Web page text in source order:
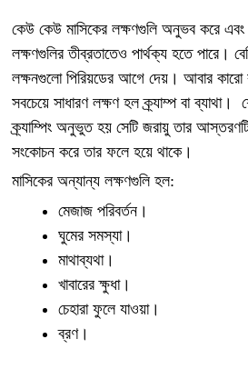
কেউ কেউ মাসিকের লক্ষণগুলি অনুভব করে
লক্ষণগুলির তীব্রতাতেও পার্থক্য হতে পারে।
লক্ষনগুলো পিরিয়ডের আগে দেয়। আবার কারো
সবচেয়ে সাধারণ লক্ষণ হল ক্র্যাম্প বা ব্যাথা।
ক্র্যাম্পিং অনুভুত হয় সেটি জরায়ু তার
সংকোচন করে তার ফলে হয়ে থাকে।
মাসিকের অন্যান্য লক্ষণগুলি হল:
মেজাজ পরিবর্তন।
ঘুমের সমস্যা।
মাথাব্যথা।
খাবারের ক্ষুধা।
চেহারা ফুলে যাওয়া।
ব্রণ।